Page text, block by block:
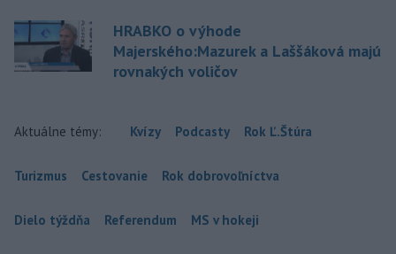
HRABKO o výhode
Majerského:Mazurek a Laššáková majú
rovnakých voličov
Aktuálne témy: Kvízy Podcasty Rok Ľ.Štúra
Turizmus Cestovanie Rok dobrovoľníctva
Dielo týždňa Referendum MS v hokeji